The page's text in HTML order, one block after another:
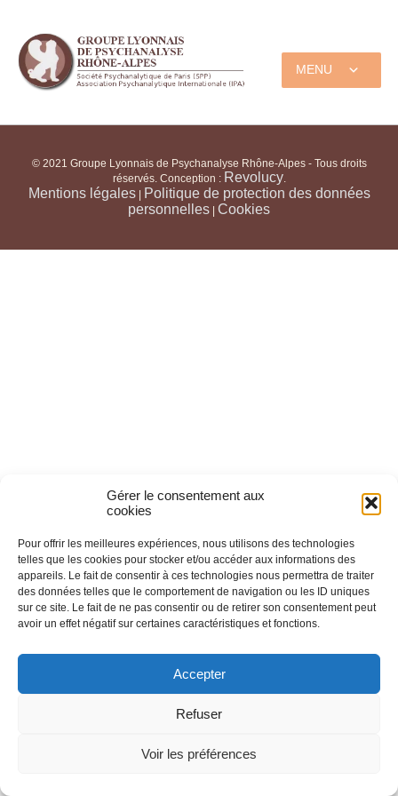
Gérer le consentement aux
cookies
Pour offrir les meilleures expériences, nous utilisons des technologies
telles que les cookies pour stocker et/ou accéder aux informations des
appareils. Le fait de consentir à ces technologies nous permettra de traiter
des données telles que le comportement de navigation ou les ID uniques
sur ce site. Le fait de ne pas consentir ou de retirer son consentement peut
avoir un effet négatif sur certaines caractéristiques et fonctions.
Accepter
Refuser
Voir les préférences
MENU
© 2021 Groupe Lyonnais de Psychanalyse Rhône-Alpes - Tous droits
réservés. Conception : Revolucy.
Mentions légales|
Politique de protection des données
personnelles Cookies